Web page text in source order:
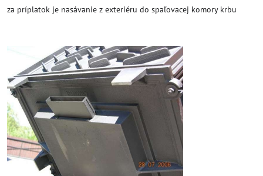
za príplatok je nasávanie z exteriéru do spaľovacej komory krbu